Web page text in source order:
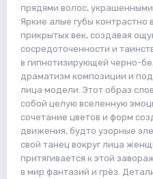
прядями волос,
Яркие алые губы контрастно
прикрытых век, создавая
сосредоточенности и
в гипнотизирующей черно-
драматизм композиции и
лица модели. Этот образ
собой целую вселенную
сочетание цветов и форм
движения, будто узорные
свой танец вокруг лица
притягивается к этой
в мир фантазий и грёз.